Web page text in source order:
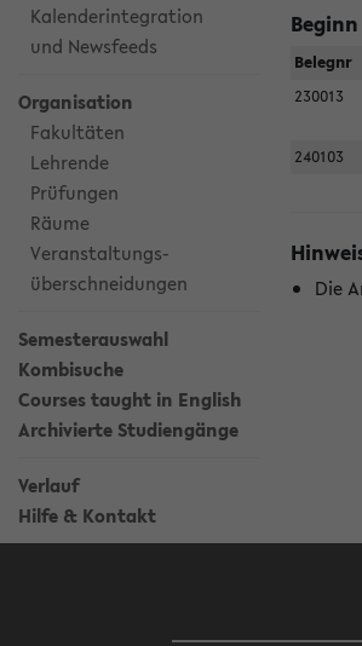
Kalenderintegration
und Newsfeeds
Organisation
Fakultäten
Lehrende
Prüfungen
Räume
Veranstaltungs-
überschneidungen
Semesterauswahl
Kombisuche
Courses taught in English
Archivierte Studiengänge
Verlauf
Hilfe & Kontakt
Belegnr
230013
240103
Die